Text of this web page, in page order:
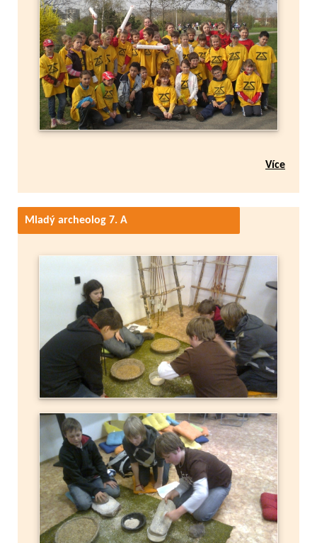
Více
Mladý archeolog 7. A